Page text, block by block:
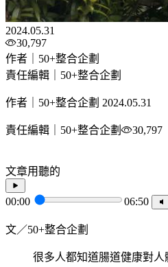
2024.05.31
30,797
作者｜50+整合企劃
責任編輯｜50+整合企劃
作者｜50+整合企劃 2024.05.31
責任編輯｜50+整合企劃 30,797
文章用聽的
00:00 06:50
文／50+整合企劃
很多人都知道腸道健康對